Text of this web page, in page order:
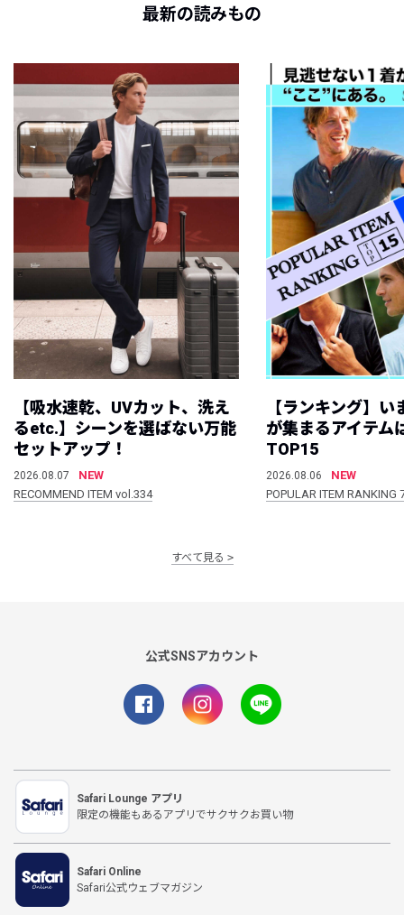
最新の読みもの
【吸水速乾、UVカット、洗え
るetc.】シーンを選ばない万能
セットアップ！
2026.08.07
NEW
RECOMMEND ITEM vol.334
【ランキング】
が集まるアイテム
TOP15
2026.08.06
NEW
POPULAR ITEM
すべて見る
公式SNSアカウント
Safari Lounge アプリ
限定の機能もあるアプリでサクサクお買い物
Safari Online
Safari公式ウェブマガジン